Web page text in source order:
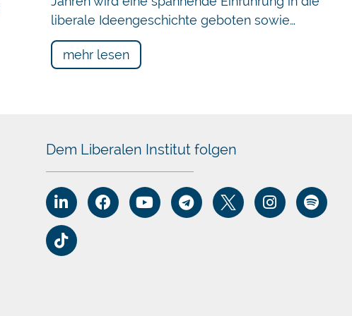
liberale Ideengeschichte geboten sowie…
mehr lesen
Dem Liberalen Institut folgen